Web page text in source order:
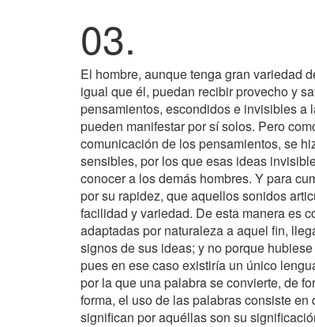
03.
El hombre, aunque tenga gran variedad
igual que él, puedan recibir provecho y
pensamientos, escondidos e invisibles a
pueden manifestar por sí solos. Pero
comunicación de los pensamientos, se
sensibles, por los que esas ideas
conocer a los demás hombres. Y para
por su rapidez, que aquellos sonidos
facilidad y variedad. De esta manera es
adaptadas por naturaleza a aquel fin,
signos de sus ideas; y no porque
pues en ese caso existiría un único
por la que una palabra se convierte, de
forma, el uso de las palabras consiste
significan por aquéllas son su